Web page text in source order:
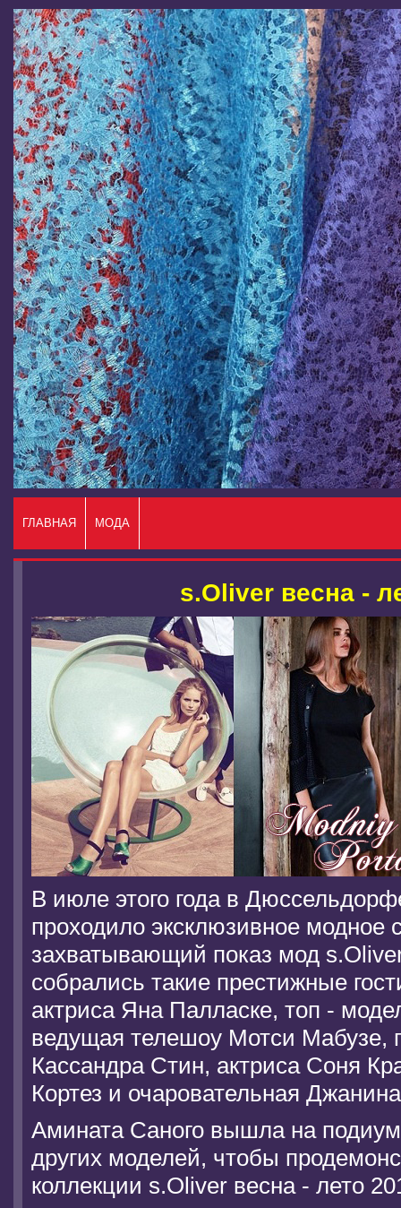
ГЛАВНАЯ МОДА
s.Oliver весна -
В июле этого года в
проходило эксклюзивное модное
захватывающий показ мод
собрались такие престижные
актриса Яна Палласке, топ -
ведущая телешоу Мотси Мабузе,
Кассандра Стин, актриса Соня
Кортез и очаровательная
Амината Саного вышла на
других моделей, чтобы
коллекции s.Oliver весна - лето